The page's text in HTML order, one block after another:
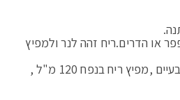
או הדרים.ריח זהה לנר ולמפיץ
נר עם שעווה מחומרים טבעיים ,מפיץ ריח בנפח 120 מ"ל ,